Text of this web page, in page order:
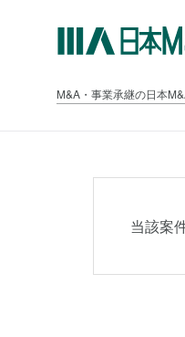
M&A・事業承継の日本
当該案